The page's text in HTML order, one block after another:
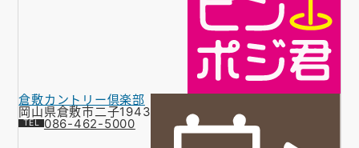
倉敷カントリー倶楽部
岡山県倉敷市二子1943
086-462-5000